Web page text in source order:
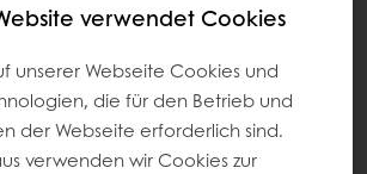
verwendet Cookies
unserer Webseite Cookies und
die für den Betrieb und
der Webseite erforderlich sind.
verwenden wir Cookies zur